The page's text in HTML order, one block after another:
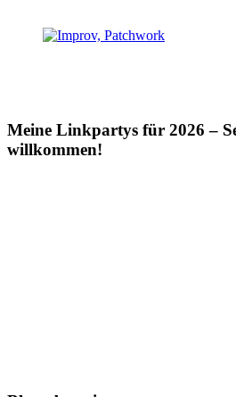
Meine Linkpartys für 2026 –
willkommen!